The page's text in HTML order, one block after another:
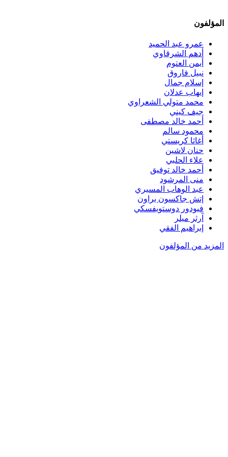
المؤلفون
عمرو عبد الحميد
أدهم الشرقاوي
أيمن العتوم
نبيل فاروق
إسلام جمال
إيهاب عدلان
محمد متولي الشعراوي
جيف كيني
أحمد خالد مصطفى
محمود سالم
أغاثا كريستي
حنان لاشين
علاء الحلبي
أحمد خالد توفيق
منى المرشود
عبد الوهاب المسيري
إتش جاكسون براون
فيودور دوستويفسكي
آرثر ميلر
إبراهيم الفقي
المزيد من المؤلفون